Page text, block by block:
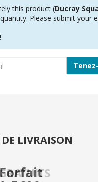
this product (Ducray
Please submit your
DE LIVRAISON